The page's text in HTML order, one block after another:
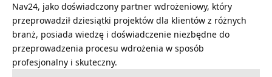
Nav24, jako doświadczony partner wdrożeniowy, który
przeprowadził dziesiątki projektów dla klientów z różnych
branż, posiada wiedzę i doświadczenie niezbędne do
przeprowadzenia procesu wdrożenia w sposób
profesjonalny i skuteczny.